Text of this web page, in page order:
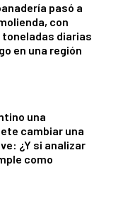
pasó a
con
toneladas diarias
en una región
una
cambiar una
¿Y si analizar
como